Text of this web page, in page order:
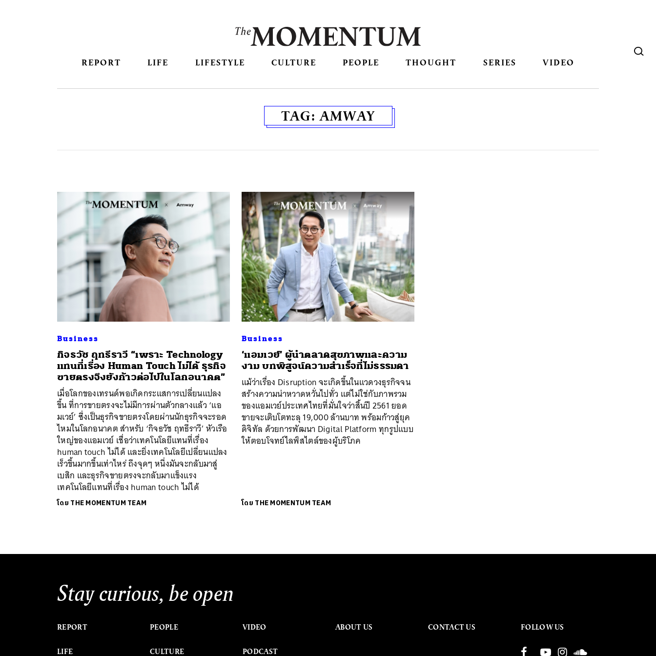
REPORT LIFE LIFESTYLE CULTURE PEOPLE THOUGHT SERIES VIDEO
TAG:AMWAY
Business
กิจธวัช ฤทธีราวี “เพราะ Technology
แทนที่เรื่อง Human Touch ไม่ได้ ธุรกิจ
ขายตรงจึงยังก้าวต่อไปในโลกอนาคต”
เมื่อโลกของเทรนด์พอเกิดกระแสการเปลี่ยนแปลง
ขึ้น ที่การขายตรงจะไม่มีการผ่านตัวกลางแล้ว ‘แอ
มเวย์’ ซึ่งเป็นธุรกิจขายตรงโดยผ่านนักธุรกิจจะรอด
ไหมในโลกอนาคต สำหรับ ‘กิจธวัช ฤทธีราวี’ หัวเรือ
ใหญ่ของแอมเวย์ เชื่อว่าเทคโนโลยีแทนที่เรื่อง
human touch ไม่ได้ และยิ่งเทคโนโลยีเปลี่ยนแปลง
เร็วขึ้นมากขึ้นเท่าไหร่ ถึงจุดๆ หนึ่งมันจะกลับมาสู่
เบสิก และธุรกิจขายตรงจะกลับมาแข็งแรง
เทคโนโลยีแทนที่เรื่อง human touch ไม่ได้
โดย THE MOMENTUM TEAM
Business
‘แอมเวย์’ ผู้นำตลาดสุขภาพและความ
งาม บทพิสูจน์ความสำเร็จที่ไม่ธรรมดา
แม้ว่าเรื่อง Disruption จะเกิดขึ้นในแวดวงธุรกิจจน
สร้างความน่าหวาดหวั่นไปทั่ว แต่ไม่ใช่กับภาพรวม
ของแอมเวย์ประเทศไทยที่มั่นใจว่าสิ้นปี 2561 ยอด
ขายจะเติบโตทะลุ 19,000 ล้านบาท พร้อมก้าวสู่ยุค
ดิจิทัล ด้วยการพัฒนา Digital Platform ทุกรูปแบบ
ให้ตอบโจทย์ไลฟ์สไตล์ของผู้บริโภค
โดย THE MOMENTUM TEAM
Stay curious, be open
REPORT
LIFE
PEOPLE
CULTURE
VIDEO
PODCAST
ABOUT US CONTACT US FOLLOW US
SHARE TWEET LINE EMAIL